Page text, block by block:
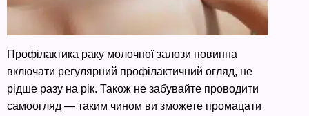
Профілактика раку молочної залози повинна
включати регулярний профілактичний огляд, не
рідше разу на рік. Також не забувайте проводити
самоогляд — таким чином ви зможете промацати